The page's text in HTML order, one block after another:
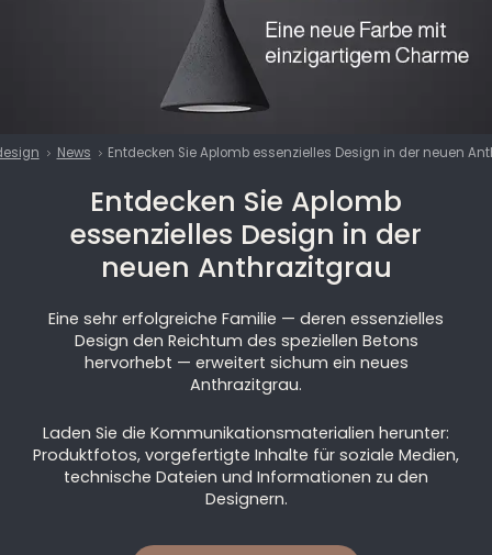
News Entdecken Sie Aplomb essenzielles Design in der neuen
Entdecken Sie Aplomb
essenzielles Design in der
neuen Anthrazitgrau
Eine sehr erfolgreiche Familie — deren essenzielles
Design den Reichtum des speziellen Betons
hervorhebt — erweitert sichum ein neues
Anthrazitgrau.
Laden Sie die Kommunikationsmaterialien herunter:
Produktfotos, vorgefertigte Inhalte für soziale Medien,
technische Dateien und Informationen zu den
Designern.